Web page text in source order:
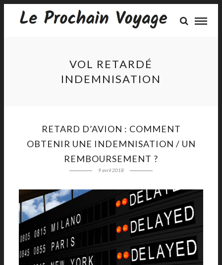
VOL RETARDÉ
INDEMNISATION
RETARD D’AVION : COMMENT
OBTENIR UNE INDEMNISATION / UN
REMBOURSEMENT ?
9 avril 2018